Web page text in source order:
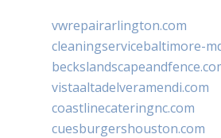
vwrepairarlington.com
cleaningservicebaltimore-
vistaaltadelveramendi.com
coastlinecateringnc.com
cuesburgershouston.com